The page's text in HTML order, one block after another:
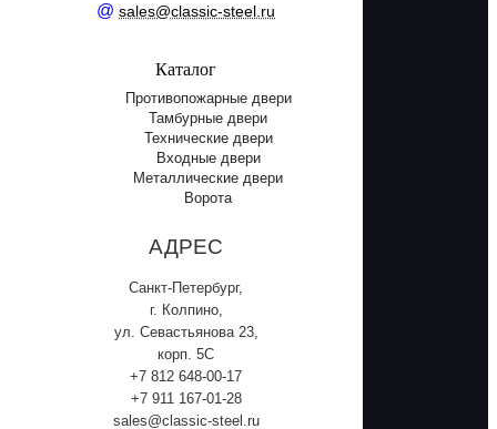
@ sales@classic-steel.ru
Каталог
Противопожарные двери
Тамбурные двери
Технические двери
Входные двери
Металлические двери
Ворота
АДРЕС
Санкт-Петербург,
г. Колпино,
ул. Севастьянова 23,
корп. 5С
+7 812 648-00-17
+7 911 167-01-28
sales@classic-steel.ru